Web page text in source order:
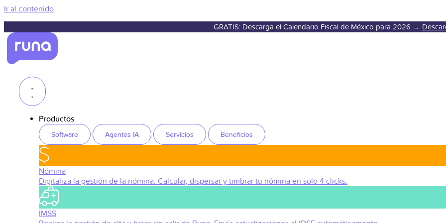
Ir al contenido
GRATIS: Descarga el Calendario Fiscal de México para 2026 →
Productos
Software Agentes IA Servicios Beneficios
Nómina
Digitaliza la gestión de la nómina. Calcular, dispersar y timbrar tu nómina en solo 4 clicks.
IMSS